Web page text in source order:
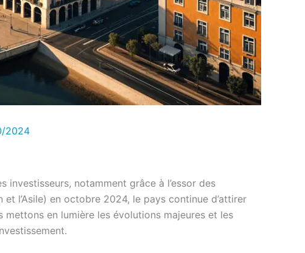
2024
notamment grâce à l’essor des
l’Asile) en octobre 2024, le pays continue d’attirer
en lumière les évolutions majeures et les